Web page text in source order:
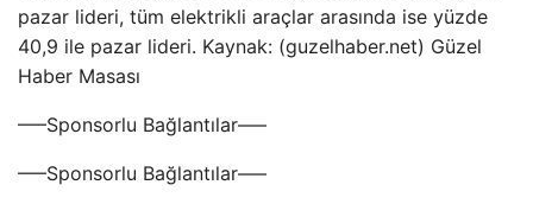
pazar lideri, tüm elektrikli araçlar arasında ise yüzde
40,9 ile pazar lideri. Kaynak: (guzelhaber.net) Güzel
Haber Masası
—–Sponsorlu Bağlantılar—–
—–Sponsorlu Bağlantılar—–